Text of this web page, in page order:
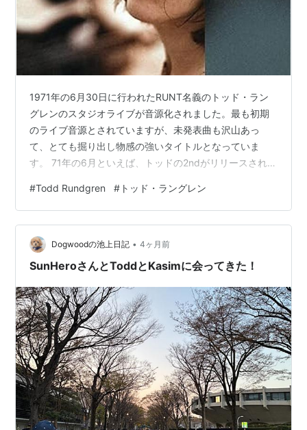
1971年の6月30日に行われたRUNT名義のトッド・ラン
グレンのスタジオライブが音源化されました。最も初期
のライブ音源とされていますが、未発表曲も沢山あっ
て、とても掘り出し物感の強いタイトルとなっていま
す。 71年の6月といえば、トッドの2ndがリリースされた
が、こちらはむしろ3rdの『Somothing / Anything』のD
面のようなバンドサウンド、それもロック系のアーシー
なサウンドが展開されているイメージです。1stなんかに
あった音の雰囲気に近い。ベアズヴィルの音ですね。 ビ
ートルズやボビー・チャールズのカバーなんかもあって
#Todd Rundgren # トッド・ラングレン
Dogwoodの池上日記 • 4ヶ月前
SunHeroさんとToddとKasimに会ってきた！